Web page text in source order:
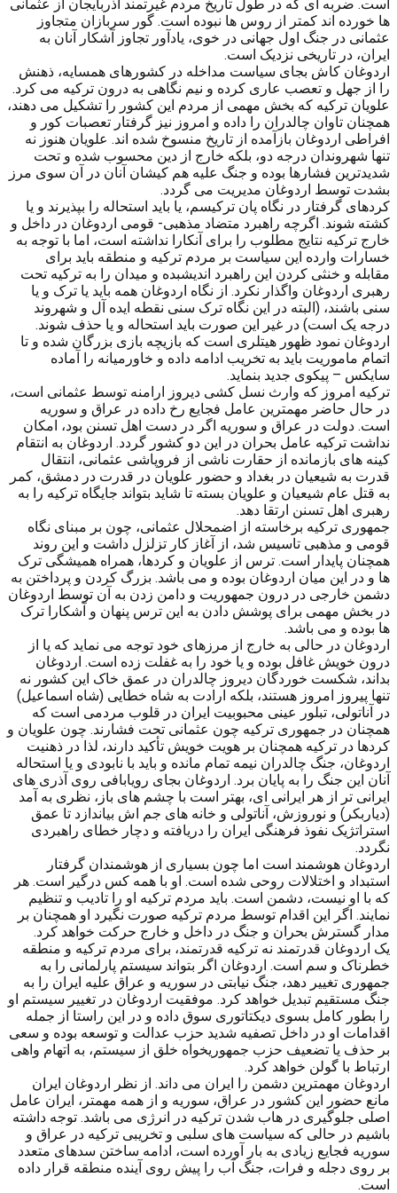
است. ضربه ای که در طول تاریخ مردم غیرتمند آذربایجان از عثمانی
ها خورده اند کمتر از روس ها نبوده است. گور سربازان متجاوز
عثمانی در جنگ اول جهانی در خوی، یادآور تجاوز آشکار آنان به
ایران، در تاریخی نزدیک است.
اردوغان کاش بجای سیاست مداخله در کشورهای همسایه، ذهنش
را از جهل و تعصب عاری کرده و نیم نگاهی به درون ترکیه می کرد.
علویان ترکیه که بخش مهمی از مردم این کشور را تشکیل می دهند،
همچنان تاوان چالدران را داده و امروز نیز گرفتار تعصبات کور و
افراطی اردوغان بازآمده از تاریخ منسوخ شده اند. علویان هنوز نه
تنها شهروندان درجه دو، بلکه خارج از دین محسوب شده و تحت
شدیدترین فشارها بوده و جنگ علیه هم کیشان آنان در آن سوی مرز
بشدت توسط اردوغان مدیریت می گردد.
کردهای گرفتار در نگاه پان ترکیسم، یا باید استحاله را بپذیرند و یا
کشته شوند. اگرچه راهبرد متضاد مذهبی- قومی اردوغان در داخل و
خارج ترکیه نتایج مطلوب را برای آنکارا نداشته است، اما با توجه به
خسارات وارده این سیاست بر مردم ترکیه و منطقه باید برای
مقابله و خنثی کردن این راهبرد اندیشبده و میدان را به ترکیه تحت
رهبری اردوغان واگذار نکرد. از نگاه اردوغان همه باید یا ترک و یا
سنی باشند، (البته در این نگاه ترک سنی نقطه ایده آل و شهروند
درجه یک است) در غیر این صورت باید استحاله و یا حذف شوند.
اردوغان نمود ظهور هیتلری است که بازیچه بازی بزرگان شده و تا
اتمام ماموریت باید به تخریب ادامه داده و خاورمیانه را آماده
سایکس – پیکوی جدید بنماید.
ترکیه امروز که وارث نسل کشی دیروز ارامنه توسط عثمانی است،
در حال حاضر مهمترین عامل فجایع رخ داده در عراق و سوریه
است. دولت در عراق و سوریه اگر در دست اهل تسنن بود، امکان
نداشت ترکیه عامل بحران در این دو کشور گردد. اردوغان به انتقام
کینه های بازمانده از حقارت ناشی از فروپاشی عثمانی، انتقال
قدرت به شیعیان در بغداد و حضور علویان در قدرت در دمشق، کمر
به قتل عام شیعیان و علویان بسته تا شاید بتواند جایگاه ترکیه را به
رهبری اهل تسنن ارتقا دهد.
جمهوری ترکیه برخاسته از اضمحلال عثمانی، چون بر مبنای نگاه
قومی و مذهبی تاسیس شد، از آغاز کار تزلزل داشت و این روند
همچنان پایدار است. ترس از علویان و کردها، همراه همیشگی ترک
ها و در این میان اردوغان بوده و می باشد. بزرگ کردن و پرداختن به
دشمن خارجی در درون جمهوریت و دامن زدن به آن توسط اردوغان
در بخش مهمی برای پوشش دادن به این ترس پنهان و آشکارا ترک
ها بوده و می باشد.
اردوغان در حالی به خارج از مرزهای خود توجه می نماید که یا از
درون خویش غافل بوده و یا خود را به غفلت زده است. اردوغان
بداند، شکست خوردگان دیروز چالدران در عمق خاک این کشور نه
تنها پیروز امروز هستند، بلکه ارادت به شاه خطایی (شاه اسماعیل)
در آناتولی، تبلور عینی محبوبیت ایران در قلوب مردمی است که
همچنان در جمهوری ترکیه چون عثمانی تحت فشارند. چون علویان و
کردها در ترکیه همچنان بر هویت خویش تأکید دارند، لذا در ذهنیت
اردوغان، جنگ چالدران نیمه تمام مانده و باید با نابودی و یا استحاله
آنان این جنگ را به پایان برد. اردوغان بجای رویابافی روی آذری های
ایرانی تر از هر ایرانی ای، بهتر است با چشم های باز، نظری به آمد
(دیاربکر) و نوروزش، آناتولی و خانه های جم اش بیاندازد تا عمق
استراتژیک نفوذ فرهنگی ایران را دریافته و دچار خطای راهبردی
نگردد.
اردوغان هوشمند است اما چون بسیاری از هوشمندان گرفتار
استبداد و اختلالات روحی شده است. او با همه کس درگیر است. هر
که با او نیست، دشمن است. باید مردم ترکیه او را تادیب و تنظیم
نمایند. اگر این اقدام توسط مردم ترکیه صورت نگیرد او همچنان بر
مدار گسترش بحران و جنگ در داخل و خارج حرکت خواهد کرد.
یک اردوغان قدرتمند نه ترکیه قدرتمند، برای مردم ترکیه و منطقه
خطرناک و سم است. اردوغان اگر بتواند سیستم پارلمانی را به
جمهوری تغییر دهد، جنگ نیابتی در سوریه و عراق علیه ایران را به
جنگ مستقیم تبدیل خواهد کرد. موفقیت اردوغان در تغییر سیستم او
را بطور کامل بسوی دیکتاتوری سوق داده و در این راستا از جمله
اقدامات او در داخل تصفیه شدید حزب عدالت و توسعه بوده و سعی
بر حذف یا تضعیف حزب جمهوریخواه خلق از سیستم، به اتهام واهی
ارتباط با گولن خواهد کرد.
اردوغان مهمترین دشمن را ایران می داند. از نظر اردوغان ایران
مانع حضور این کشور در عراق، سوریه و از همه مهمتر، ایران عامل
اصلی جلوگیری در هاب شدن ترکیه در انرژی می باشد. توجه داشته
باشیم در حالی که سیاست های سلبی و تخریبی ترکیه در عراق و
سوریه فجایع زیادی به بار آورده است، ادامه ساختن سدهای متعدد
بر روی دجله و فرات، جنگ آب را پیش روی آینده منطقه قرار داده
است.